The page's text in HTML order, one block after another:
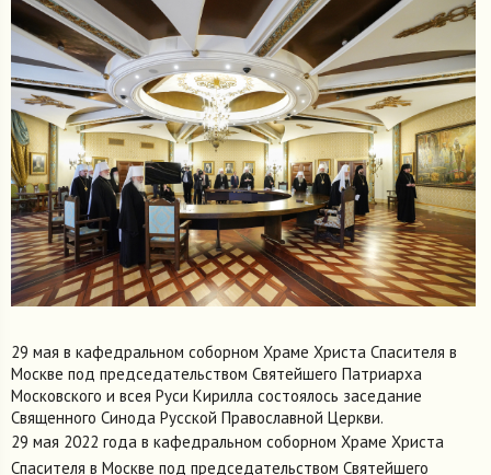
29 мая в кафедральном соборном Храме Христа Спасителя в
Москве под председательством Святейшего Патриарха
Московского и всея Руси Кирилла состоялось заседание
Священного Синода Русской Православной Церкви.
29 мая 2022 года в кафедральном соборном Храме Христа
Спасителя в Москве под председательством Святейшего